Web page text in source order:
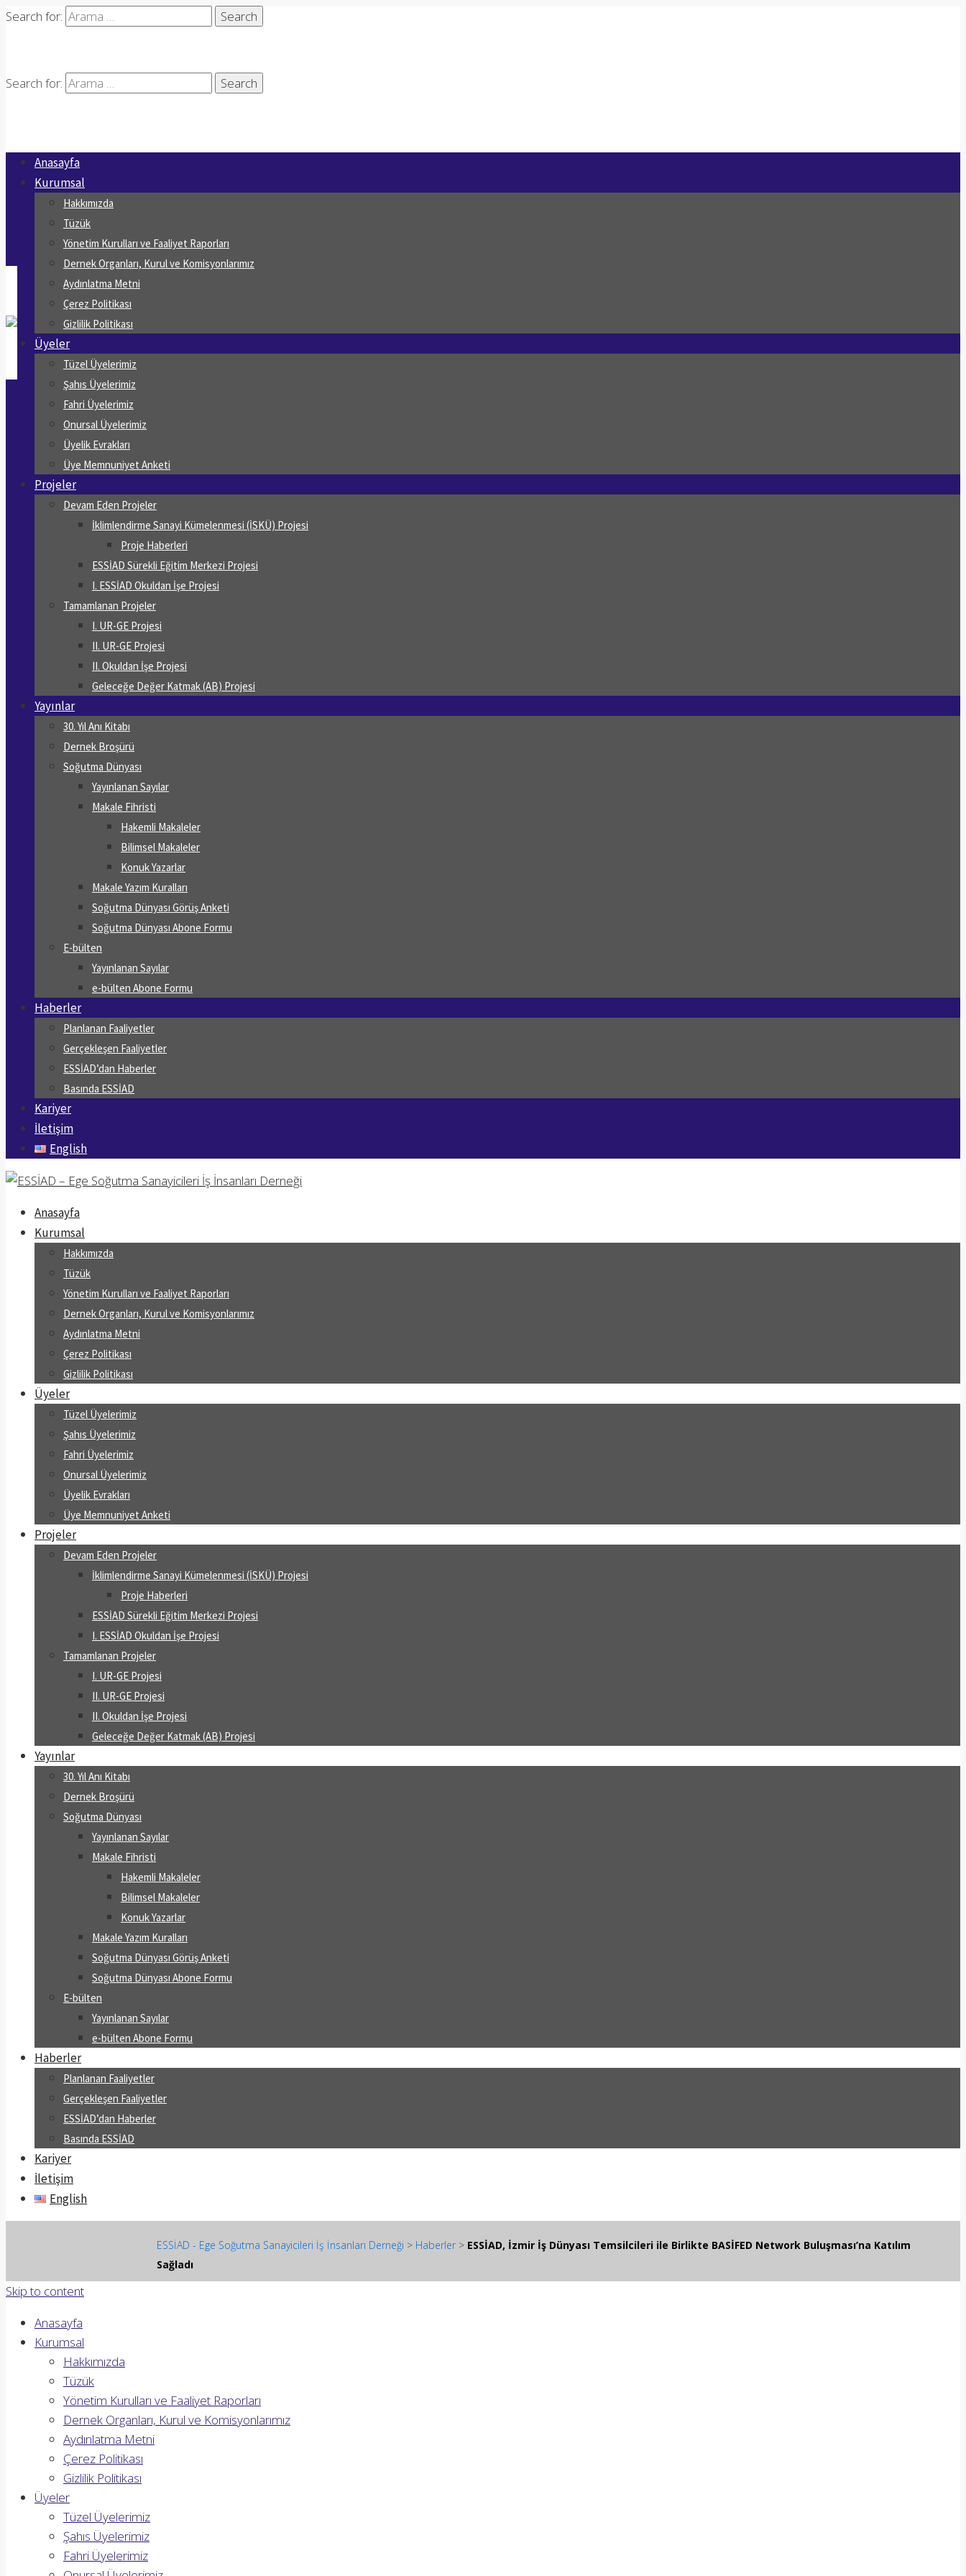
Search for:
Search for:
Anasayfa
Kurumsal
Hakkımızda
Tüzük
Yönetim Kurulları ve Faaliyet Raporları
Dernek Organları, Kurul ve Komisyonlarımız
Aydınlatma Metni
Çerez Politikası
Gizlilik Politikası
Üyeler
Tüzel Üyelerimiz
Şahıs Üyelerimiz
Fahri Üyelerimiz
Onursal Üyelerimiz
Üyelik Evrakları
Üye Memnuniyet Anketi
Projeler
Devam Eden Projeler
İklimlendirme Sanayi Kümelenmesi (İSKÜ) Projesi
Proje Haberleri
ESSİAD Sürekli Eğitim Merkezi Projesi
I. ESSİAD Okuldan İşe Projesi
Tamamlanan Projeler
I. UR-GE Projesi
II. UR-GE Projesi
II. Okuldan İşe Projesi
Geleceğe Değer Katmak (AB) Projesi
Yayınlar
30. Yıl Anı Kitabı
Dernek Broşürü
Soğutma Dünyası
Yayınlanan Sayılar
Makale Fihristi
Hakemli Makaleler
Bilimsel Makaleler
Konuk Yazarlar
Makale Yazım Kuralları
Soğutma Dünyası Görüş Anketi
Soğutma Dünyası Abone Formu
E-bülten
Yayınlanan Sayılar
e-bülten Abone Formu
Haberler
Planlanan Faaliyetler
Gerçekleşen Faaliyetler
ESSİAD’dan Haberler
Basında ESSİAD
Kariyer
İletişim
English
Anasayfa
Kurumsal
Hakkımızda
Tüzük
Yönetim Kurulları ve Faaliyet Raporları
Dernek Organları, Kurul ve Komisyonlarımız
Aydınlatma Metni
Çerez Politikası
Gizlilik Politikası
Üyeler
Tüzel Üyelerimiz
Şahıs Üyelerimiz
Fahri Üyelerimiz
Onursal Üyelerimiz
Üyelik Evrakları
Üye Memnuniyet Anketi
Projeler
Devam Eden Projeler
İklimlendirme Sanayi Kümelenmesi (İSKÜ) Projesi
Proje Haberleri
ESSİAD Sürekli Eğitim Merkezi Projesi
I. ESSİAD Okuldan İşe Projesi
Tamamlanan Projeler
I. UR-GE Projesi
II. UR-GE Projesi
II. Okuldan İşe Projesi
Geleceğe Değer Katmak (AB) Projesi
Yayınlar
30. Yıl Anı Kitabı
Dernek Broşürü
Soğutma Dünyası
Yayınlanan Sayılar
Makale Fihristi
Hakemli Makaleler
Bilimsel Makaleler
Konuk Yazarlar
Makale Yazım Kuralları
Soğutma Dünyası Görüş Anketi
Soğutma Dünyası Abone Formu
E-bülten
Yayınlanan Sayılar
e-bülten Abone Formu
Haberler
Planlanan Faaliyetler
Gerçekleşen Faaliyetler
ESSİAD’dan Haberler
Basında ESSİAD
Kariyer
İletişim
English
ESSİAD - Ege Soğutma Sanayicileri İş İnsanları Derneği > Haberler > ESSİAD, İzmir İş Dünyası Temsilcileri ile Birlikte BASİFED Network Buluşması’na Katılım
Sağladı
Skip to content
Anasayfa
Kurumsal
Hakkımızda
Tüzük
Yönetim Kurulları ve Faaliyet Raporları
Dernek Organları, Kurul ve Komisyonlarımız
Aydınlatma Metni
Çerez Politikası
Gizlilik Politikası
Üyeler
Tüzel Üyelerimiz
Şahıs Üyelerimiz
Fahri Üyelerimiz